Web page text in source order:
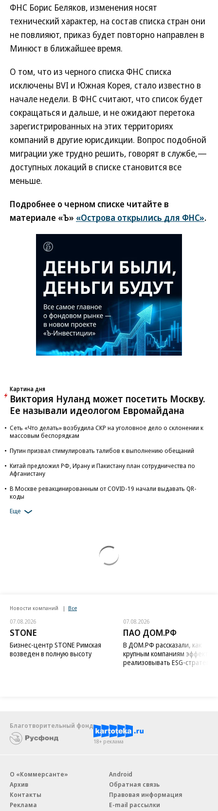
ФНС Борис Беляков, изменения носят
технический характер, на состав списка стран они
не повлияют, приказ будет повторно направлен в
Минюст в ближайшее время.
О том, что из черного списка ФНС списка
исключены BVI и Южная Корея, стало известно в
начале недели. В ФНС считают, что список будет
сокращаться и дальше, и не ожидают перетока
зарегистрированных на этих территориях
компаний в другие юрисдикции. Вопрос подобной
миграции уже трудно решить, говорят в службе,—
доступных локаций в списке становится все
меньше.
Подробнее о черном списке читайте в
материале «Ъ» «Острова открылись для ФНС».
Картина дня
Виктория Нуланд может посетить Москву.
Ее называли идеологом Евромайдана
Сеть «Что делать» возбудила СКР на уголовное дело о склонении к
массовым беспорядкам
Путин призвал стимулировать талибов к выполнению обещаний
Китай предложил РФ, Ирану и Пакистану план сотрудничества по
Афганистану
В Москве ревакцинированным от COVID-19 начали выдавать QR-
коды
Еще
Новости компаний Все
07.08.2026
STONE
Бизнес-центр STONE Римская
возведен в полную высоту
07.08.2026
ПАО ДОМ.РФ
В ДОМ.РФ рассказали, как
крупным компаниям
реализовывать ESG-стратегию
Благотворительный фонд
18+ реклама
О «Коммерсанте»
Архив
Контакты
Реклама
Android
Обратная связь
Правовая информация
E-mail рассылки